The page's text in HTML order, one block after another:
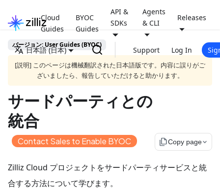
Cloud
Guides
BYOC
Guides
API &
SDKs
Agents
& CLI
Releases
日本語 (日本) Support Log In
バージョン: User Guides (BYOC)
[説明] このページは機械翻訳された日本語版です。内容に誤りがご
ざいましたら、報告していただけると助かります。
サードパーティとの
統合
Contact Sales to Enable BYOC file_copyCopy page
Zilliz Cloud プロジェクトをサードパーティサービスと統
合する方法について学びます。